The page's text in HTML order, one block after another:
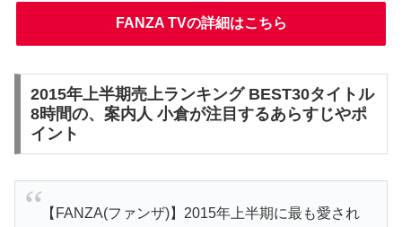
FANZA TVの詳細はこちら
2015年上半期売上ランキング BEST30タイトル
8時間の、案内人 小倉が注目するあらすじやポ
イント
【FANZA(ファンザ)】2015年上半期に最も愛され